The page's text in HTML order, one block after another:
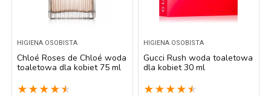
HIGIENA OSOBISTA
Chloé Roses de Chloé woda
toaletowa dla kobiet 75 ml
★ ★ ★ ★ ★
HIGIENA OSOBISTA
Gucci Rush woda toaletowa
dla kobiet 30 ml
★ ★ ★ ★ ★